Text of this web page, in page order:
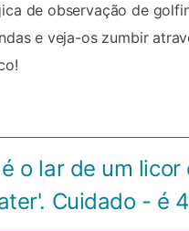
de observação de
e veja-os zumbir
o lar de um licor
Cuidado - é